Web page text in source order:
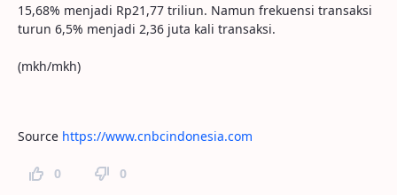
15,68% menjadi Rp21,77 triliun. Namun frekuensi transaksi
turun 6,5% menjadi 2,36 juta kali transaksi.
(mkh/mkh)
Source https://www.cnbcindonesia.com
0 0